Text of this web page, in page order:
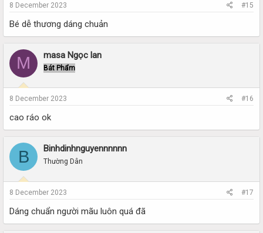
8 December 2023 #15
Bé dễ thương dáng chuản
M masa Ngọc lan
Bát Phẩm
8 December 2023 #16
cao ráo ok
B Binhdinhnguyennnnnn
Thường Dân
8 December 2023 #17
Dáng chuẩn người mãu luôn quá đã